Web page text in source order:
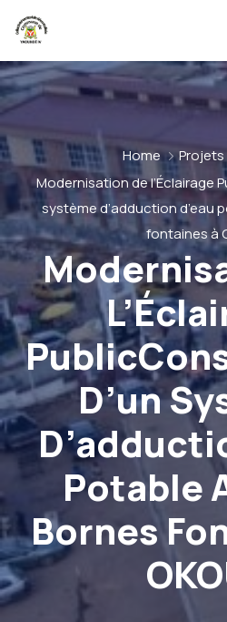
Home
Projets
Modernisation de l’Éclairage
système d’adduction d’eau
fontaines à
D’un
Potable
Bornes